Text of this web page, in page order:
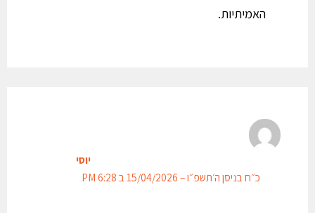
האמיתיות.
יוסי
כ״ח בניסן ה׳תשפ״ו – 15/04/2026 ב 6:28 PM